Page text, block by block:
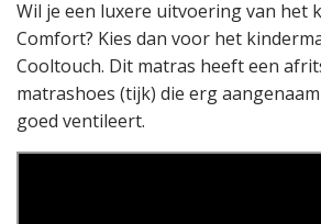
Wil je een luxere uitvoering van het
Comfort? Kies dan voor het
Cooltouch. Dit matras heeft een
matrashoes (tijk) die erg
goed ventileert.